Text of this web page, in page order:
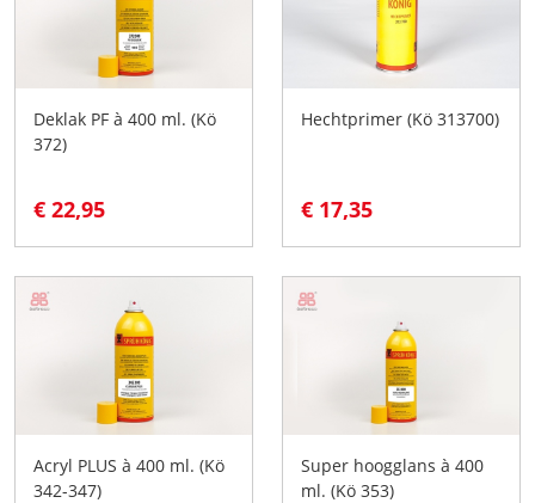
Deklak PF à 400 ml. (Kö
372)
€ 22,95
Hechtprimer (Kö 313700)
€ 17,35
Acryl PLUS à 400 ml. (Kö
342-347)
Super hoogglans à 400
ml. (Kö 353)